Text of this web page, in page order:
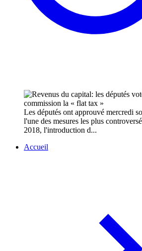
Les députés ont approuvé mercredi
l'une des mesures les plus
2018, l'introduction d...
Accueil